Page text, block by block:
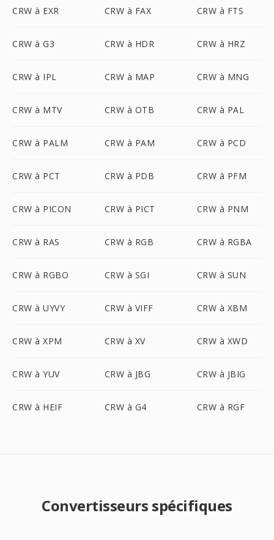
CRW à EXR CRW à FAX CRW à FTS
CRW à G3 CRW à HDR CRW à HRZ
CRW à IPL CRW à MAP CRW à MNG
CRW à MTV CRW à OTB CRW à PAL
CRW à PALM CRW à PAM CRW à PCD
CRW à PCT CRW à PDB CRW à PFM
CRW à PICON CRW à PICT CRW à PNM
CRW à RAS CRW à RGB CRW à RGBA
CRW à RGBO CRW à SGI CRW à SUN
CRW à UYVY CRW à VIFF CRW à XBM
CRW à XPM CRW à XV CRW à XWD
CRW à YUV CRW à JBG CRW à JBIG
CRW à HEIF CRW à G4 CRW à RGF
Convertisseurs spécifiques